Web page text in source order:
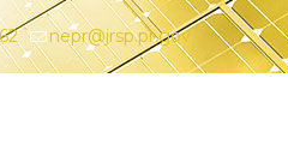
nepr@jrsp.pr.gov